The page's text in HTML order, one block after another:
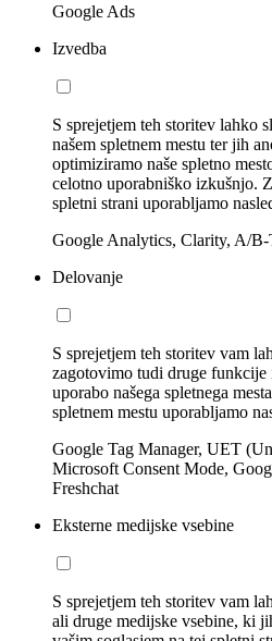
Google Ads
Izvedba
S sprejetjem teh storitev lahko
našem spletnem mestu ter jih
optimiziramo naše spletno
celotno uporabniško izkušnjo.
spletni strani uporabljamo
Google Analytics, Clarity, A/B-
Delovanje
S sprejetjem teh storitev vam
zagotovimo tudi druge
uporabo našega spletnega
spletnem mestu uporabljamo
Google Tag Manager, UET
Microsoft Consent Mode,
Freshchat
Eksterne medijske vsebine
S sprejetjem teh storitev vam
ali druge medijske vsebine, ki